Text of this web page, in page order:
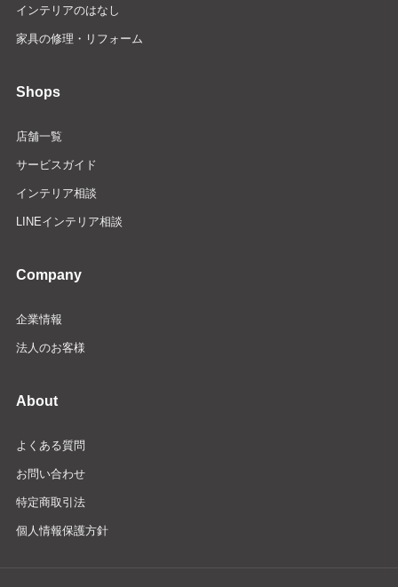
インテリアのはなし
家具の修理・リフォーム
Shops
店舗一覧
サービスガイド
インテリア相談
LINEインテリア相談
Company
企業情報
法人のお客様
About
よくある質問
お問い合わせ
特定商取引法
個人情報保護方針